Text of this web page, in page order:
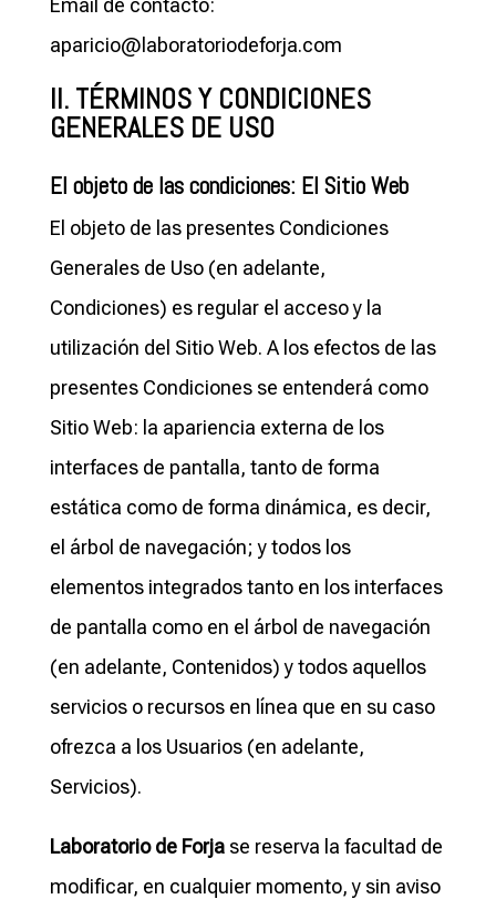
Email de contacto:
aparicio@laboratoriodeforja.com
II. TÉRMINOS Y CONDICIONES
GENERALES DE USO
El objeto de las condiciones: El Sitio Web
El objeto de las presentes Condiciones
Generales de Uso (en adelante,
Condiciones) es regular el acceso y la
utilización del Sitio Web. A los efectos de las
presentes Condiciones se entenderá como
Sitio Web: la apariencia externa de los
interfaces de pantalla, tanto de forma
estática como de forma dinámica, es decir,
el árbol de navegación; y todos los
elementos integrados tanto en los interfaces
de pantalla como en el árbol de navegación
(en adelante, Contenidos) y todos aquellos
servicios o recursos en línea que en su caso
ofrezca a los Usuarios (en adelante,
Servicios).
Laboratorio de Forjase reserva la facultad de
modificar, en cualquier momento, y sin aviso